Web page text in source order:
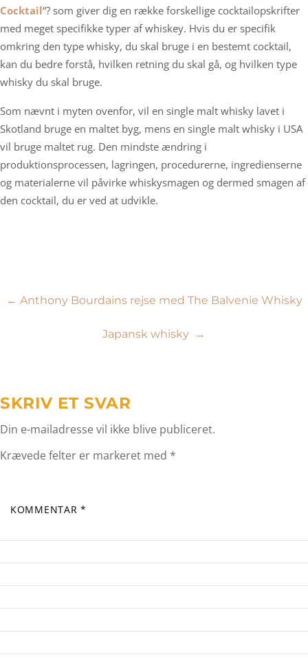
Cocktail“? som giver dig en række forskellige cocktailopskrifter
med meget specifikke typer af whiskey. Hvis du er specifik
omkring den type whisky, du skal bruge i en bestemt cocktail,
kan du bedre forstå, hvilken retning du skal gå, og hvilken type
whisky du skal bruge.
Som nævnt i myten ovenfor, vil en single malt whisky lavet i
Skotland bruge en maltet byg, mens en single malt whisky i USA
vil bruge maltet rug. Den mindste ændring i
produktionsprocessen, lagringen, procedurerne, ingredienserne
og materialerne vil påvirke whiskysmagen og dermed smagen af
den cocktail, du er ved at udvikle.
Indlægsnavigation
← Anthony Bourdains rejse med The Balvenie Whisky
Japansk whisky →
SKRIV ET SVAR
Din e-mailadresse vil ikke blive publiceret.
Krævede felter er markeret med *
KOMMENTAR *